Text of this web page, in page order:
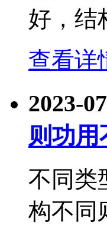
好，结
查看详
2023-
则功用
不同类
构不同